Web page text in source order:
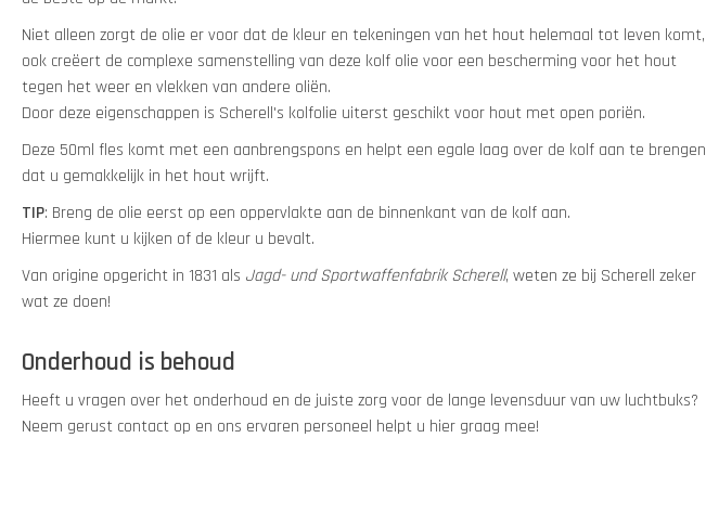
Niet alleen zorgt de olie er voor dat de kleur en tekeningen van het hout helemaal tot leven komt,
ook creëert de complexe samenstelling van deze kolf olie voor een bescherming voor het hout
tegen het weer en vlekken van andere oliën.
Door deze eigenschappen is Scherell's kolfolie uiterst geschikt voor hout met open poriën.
Deze 50ml fles komt met een aanbrengspons en helpt een egale laag over de kolf aan te brengen
dat u gemakkelijk in het hout wrijft.
TIP: Breng de olie eerst op een oppervlakte aan de binnenkant van de kolf aan.
Hiermee kunt u kijken of de kleur u bevalt.
Van origine opgericht in 1831 als Jagd- und Sportwaffenfabrik Scherell, weten ze bij Scherell zeker
wat ze doen!
Onderhoud is behoud
Heeft u vragen over het onderhoud en de juiste zorg voor de lange levensduur van uw luchtbuks?
Neem gerust contact op en ons ervaren personeel helpt u hier graag mee!